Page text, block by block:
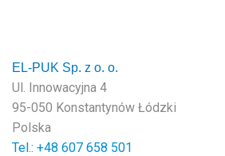
EL-PUK Sp. z o. o.
Ul. Innowacyjna 4
95-050 Konstantynów Łódzki
Polska
Tel.: +48 607 658 501